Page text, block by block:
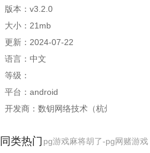
版本：v3.2.0
大小：21mb
更新：2024-07-22
语言：中文
等级：
平台：android
开发商：数钥网络技术（杭州）有限公司
pg游戏麻将胡了-pg网赌游戏
同类热门